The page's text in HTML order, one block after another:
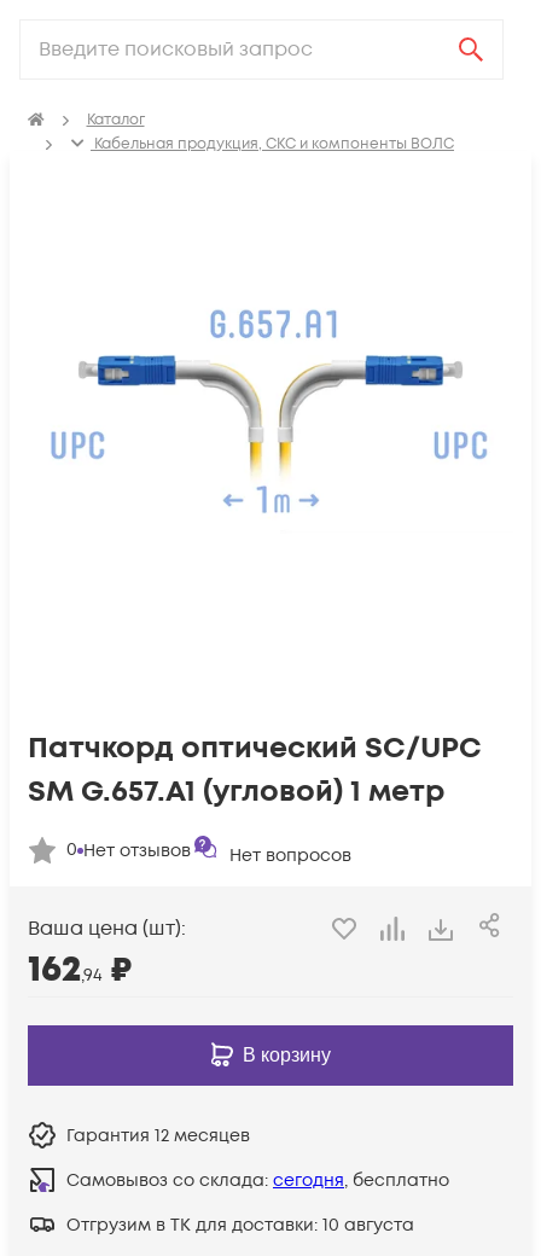
Каталог
Кабельная продукция, СКС и компоненты ВОЛС
Патчкорд оптический SC/UPC
SM G.657.A1 (угловой) 1 метр
0 Нет отзывов Нет вопросов
Ваша цена (шт):
162,94 ₽
В корзину
Гарантия 12 месяцев
Самовывоз со склада: сегодня, бесплатно
Отгрузим в ТК для доставки: 10 августа